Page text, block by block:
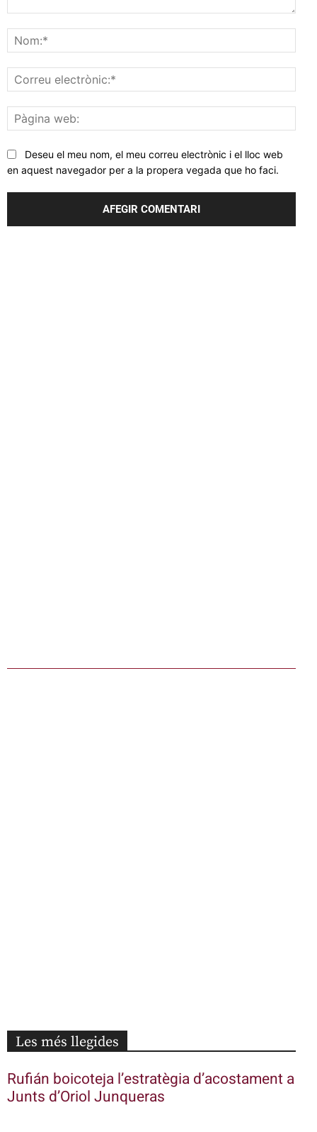
web:
Deseu el meu nom, el meu correu electrònic i el lloc web
en aquest navegador per a la propera vegada que ho faci.
Les més llegides
Rufián boicoteja l’estratègia d’acostament a
Junts d’Oriol Junqueras